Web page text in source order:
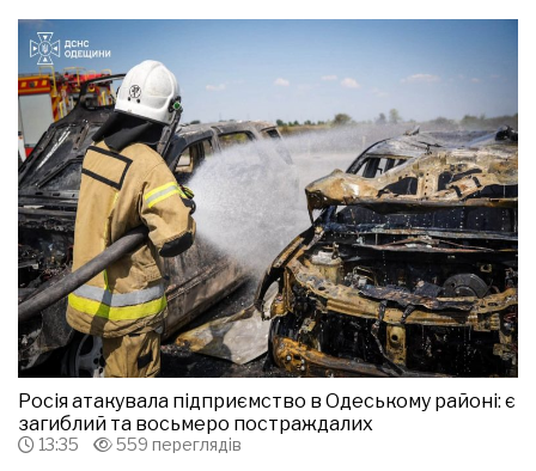
Росія атакувала підприємство в Одеському районі: є
загиблий та восьмеро постраждалих
13:35 559 переглядів